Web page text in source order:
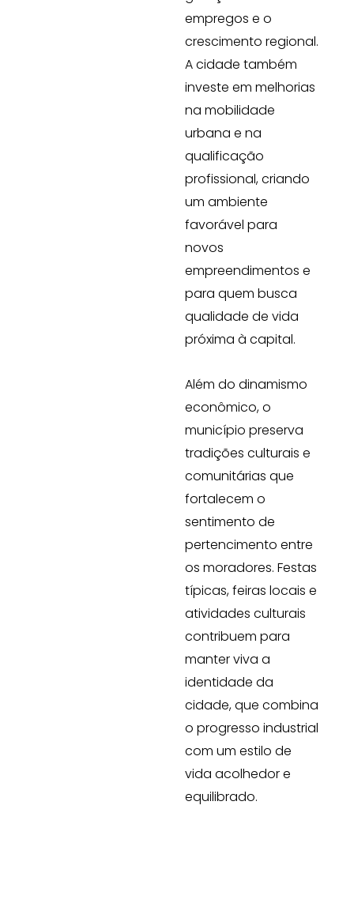
empregos e o
crescimento regional.
A cidade também
investe em melhorias
na mobilidade
urbana e na
qualificação
profissional, criando
um ambiente
favorável para
novos
empreendimentos e
para quem busca
qualidade de vida
próxima à capital.
Além do dinamismo
econômico, o
município preserva
tradições culturais e
comunitárias que
fortalecem o
sentimento de
pertencimento entre
os moradores. Festas
típicas, feiras locais e
atividades culturais
contribuem para
manter viva a
identidade da
cidade, que combina
o progresso industrial
com um estilo de
vida acolhedor e
equilibrado.